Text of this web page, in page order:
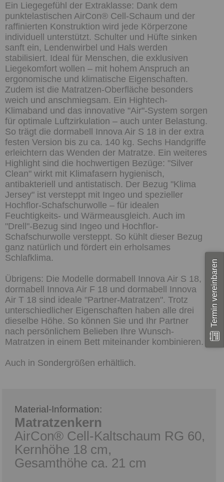
Ein Liegegefühl der Extraklasse: Dank dem
punktelastischen AirCon® Cell-Schaum und der
raffinierten Konstruktion wird jede Körperzone
individuell unterstützt. Schulter und Hüfte sinken
sanft ein, Lendenwirbel und Hals werden
stabilisiert. Ideal für Menschen, die exklusiven
Liegekomfort wollen – mit hohem Anspruch an
ergonomische und klimatische Eigenschaften.
Zudem ist die Matratzen-Oberfläche besonders
weich und anschmiegsam. Ein Hightech-
Klimaband und das innovative "Air"-System sorgen
für optimale Luftzirkulation – auch unter Belastung.
So trägt die dormabell Innova Air S 18 in der extra
festen Version bis zu ca. 140 kg. Sechs Handgriffe
erleichtern das Wenden der Matratze. Ein weiteres
Highlight sind die hochwertigen Bezüge: "Silver
Clean" wirkt mit Klimafasern hygienisch,
antibakteriell und antistatisch. Der Bezug "Klima
Jersey" ist versteppt mit Ingeo und spezieller
Hochflor-Schafschurwolle – für idealen
Feuchtigkeits- und Wärmeausgleich. Auch im
"Drell"-Bezug sind Ingeo und Hochflor-
Schafschurwolle versteppt. So kühlt dieser Bezug
ganz natürlich und fördert ein erholsames
Schlafklima.
Übrigens: Die Modelle dormabell Innova Air S 18,
dormabell Innova Air F 18 und dormabell Innova
Air T 18 sind ideale "Partner-Matratzen". Trotz
unterschiedlicher Eigenschaften haben alle drei
dieselbe Höhe. So können Sie und Ihr Partner
nach persönlichem Belieben Ihre Wunsch-
Matratzen in einem Bett miteinander kombinieren.
Auch in Sondergrößen erhältlich.
Material-Information:
Matratzenkern
AirCon® Cell-Kaltschaum RG 60,
Kernhöhe 18 cm,
Gesamthöhe ca. 21 cm
Termin vereinbaren